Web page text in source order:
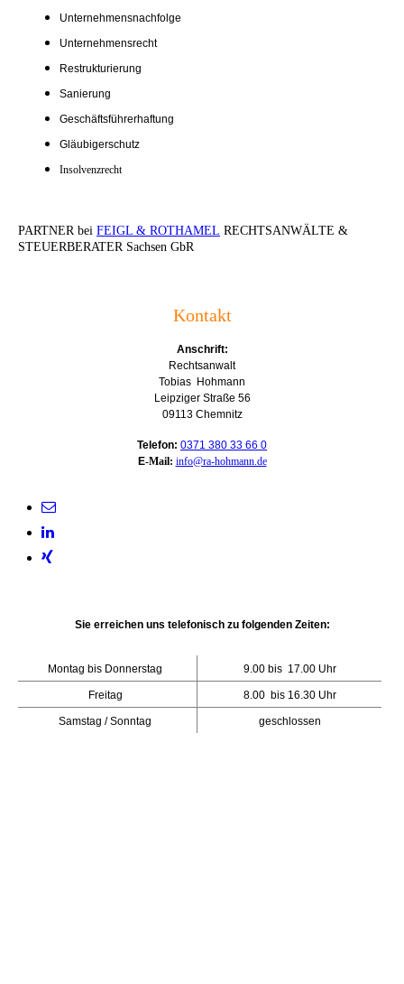
Unternehmensnachfolge
Unternehmensrecht
Restrukturierung
Sanierung
Geschäftsführerhaftung
Gläubigerschutz
Insolvenzrecht
PARTNER bei FEIGL & ROTHAMEL RECHTSANWÄLTE &
STEUERBERATER Sachsen GbR
Kontakt
Anschrift:
Rechtsanwalt
Tobias Hohmann
Leipziger Straße 56
09113 Chemnitz
Telefon: 0371 380 33 66 0
E-Mail: info@ra-hohmann.de
Sie erreichen uns telefonisch zu folgenden Zeiten:
Montag bis Donnerstag 9.00 bis 17.00 Uhr
Freitag 8.00 bis 16.30 Uhr
Samstag / Sonntag geschlossen